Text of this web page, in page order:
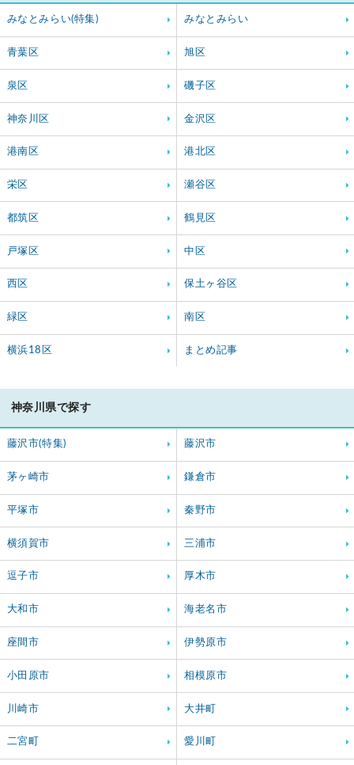
みなとみらい(特集) みなとみらい
青葉区 旭区
泉区 磯子区
神奈川区 金沢区
港南区 港北区
栄区 瀬谷区
都筑区 鶴見区
戸塚区 中区
西区 保土ヶ谷区
緑区 南区
横浜18区 まとめ記事
神奈川県で探す
藤沢市(特集) 藤沢市
茅ヶ崎市 鎌倉市
平塚市 秦野市
横須賀市 三浦市
逗子市 厚木市
大和市 海老名市
座間市 伊勢原市
小田原市 相模原市
川崎市 大井町
二宮町 愛川町